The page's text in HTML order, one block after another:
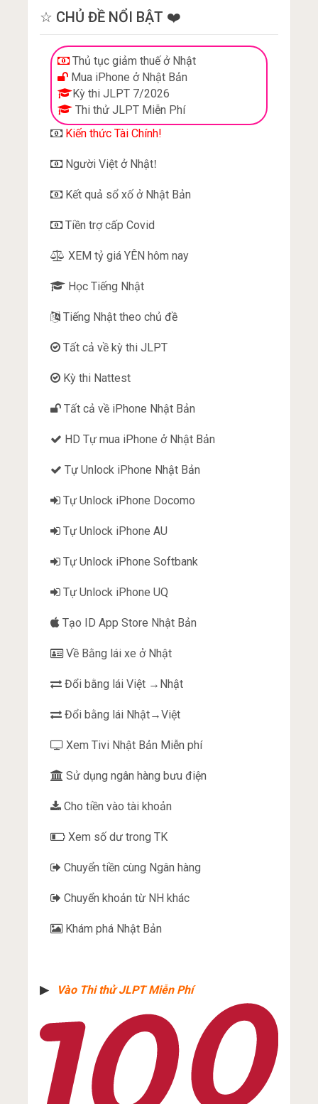
☆ CHỦ ĐỀ NỔI BẬT ❤️
Thủ tục giảm thuế ở Nhật
Mua iPhone ở Nhật Bản
Kỳ thi JLPT 7/2026
Thi thử JLPT Miễn Phí
Kiến thức Tài Chính!
Người Việt ở Nhật!
Kết quả sổ xố ở Nhật Bản
Tiền trợ cấp Covid
XEM tỷ giá YÊN hôm nay
Học Tiếng Nhật
Tiếng Nhật theo chủ đề
Tất cả về kỳ thi JLPT
Kỳ thi Nattest
Tất cả về iPhone Nhật Bản
HD Tự mua iPhone ở Nhật Bản
Tự Unlock iPhone Nhật Bản
Tự Unlock iPhone Docomo
Tự Unlock iPhone AU
Tự Unlock iPhone Softbank
Tự Unlock iPhone UQ
Tạo ID App Store Nhật Bản
Về Bằng lái xe ở Nhật
Đổi bằng lái Việt →Nhật
Đổi bằng lái Nhật→Việt
Xem Tivi Nhật Bản Miễn phí
Sử dụng ngân hàng bưu điện
Cho tiền vào tài khoản
Xem số dư trong TK
Chuyển tiền cùng Ngân hàng
Chuyển khoản từ NH khác
Khám phá Nhật Bản
▶︎ Vào Thi thử JLPT Miễn Phí